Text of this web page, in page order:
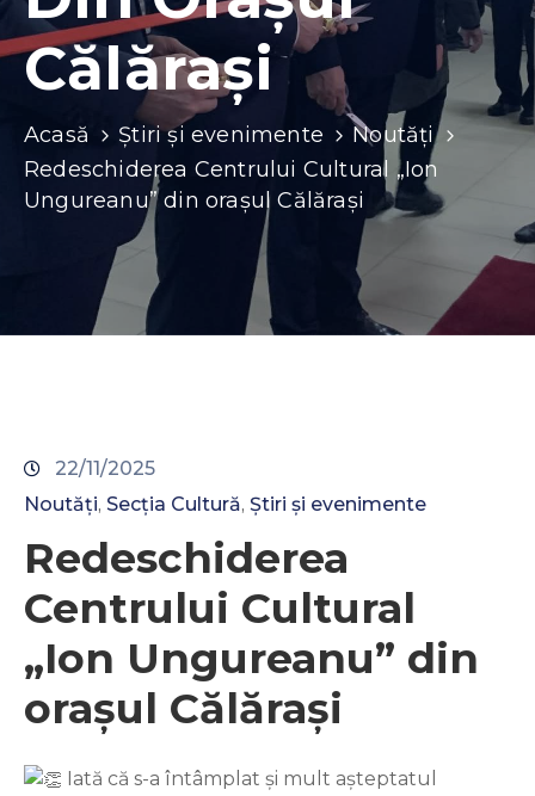
Contacte
Călărași
Acasă Știri și evenimente
Noutăți
Redeschiderea Centrului Cultural „Ion
Ungureanu” din orașul Călărași
22/11/2025
Noutăți‚ Secția Cultură‚ Știri și evenimente
Redeschiderea
Centrului Cultural
„Ion Ungureanu” din
orașul Călărași
Iată că s-a întâmplat și mult așteptatul